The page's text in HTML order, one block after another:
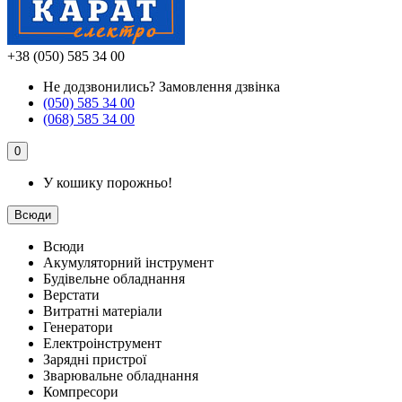
+38 (050) 585 34 00
Не додзвонились? Замовлення дзвінка
(050) 585 34 00
(068) 585 34 00
0
У кошику порожньо!
Всюди
Всюди
Акумуляторний інструмент
Будівельне обладнання
Верстати
Витратні матеріали
Генератори
Електроінструмент
Зарядні пристрої
Зварювальне обладнання
Компресори